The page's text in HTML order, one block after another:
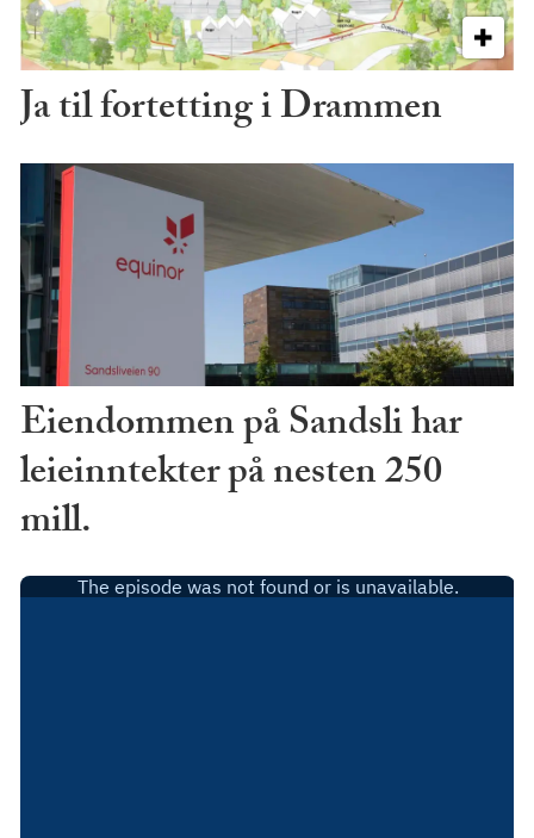
Ja til fortetting i Drammen
Eiendommen på Sandsli har
leieinntekter på nesten 250
mill.